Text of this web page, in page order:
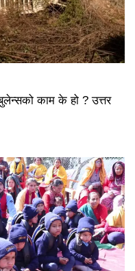
काम के हो ? उत्तर